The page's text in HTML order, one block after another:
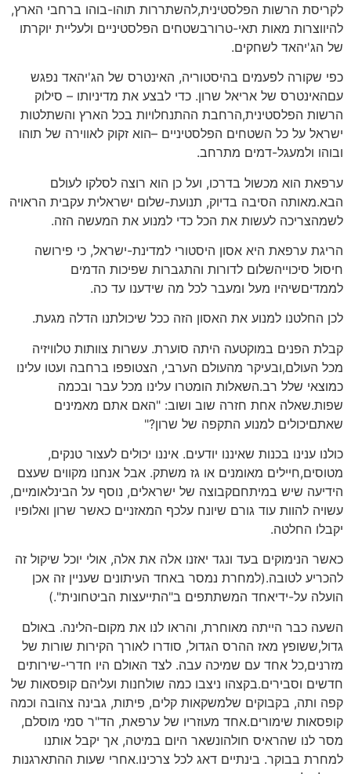
לקריסת הרשות הפלסטינית,להשתררות תוהו-בוהו ברחבי הארץ,
להיווצרות מאות תאי-טרורבשטחים הפלסטיניים ולעליית יוקרתו
של הג'יהאד לשחקים.
כפי שקורה לפעמים בהיסטוריה, האינטרס של הג'יהאד נפגש
עםהאינטרס של אריאל שרון. כדי לבצע את מדיניותו – סילוק
הרשות הפלסטינית,הרחבת ההתנחלויות בכל הארץ והשתלטות
ישראל על כל השטחים הפלסטיניים –הוא זקוק לאווירה של תוהו
ובוהו ולמעגל-דמים מתרחב.
ערפאת הוא מכשול בדרכו, ועל כן הוא רוצה לסלקו לעולם
הבא.מאותה הסיבה בדיוק, תנועת-שלום ישראלית עקבית הראויה
לשמהצריכה לעשות את הכל כדי למנוע את המעשה הזה.
הריגת ערפאת היא אסון היסטורי למדינת-ישראל, כי פירושה
חיסול סיכוייהשלום לדורות והתגברות שפיכות הדמים
לממדיםשיהיו מעל ומעבר לכל מה שידענו עד כה.
לכן החלטנו למנוע את האסון הזה ככל שיכולתנו הדלה מגעת.
קבלת הפנים במוקטעה היתה סוערת. עשרות צוותות טלוויזיה
מכל העולם,ובעיקר מהעולם הערבי, הצטופפו ברחבה ועטו עלינו
כמוצאי שלל רב.השאלות הומטרו עלינו מכל עבר ובכמה
שפות.שאלה אחת חזרה שוב ושוב: "האם אתם מאמינים
שאתםיכולים למנוע התקפה של שרון?"
כולנו ענינו בכנות שאיננו יודעים. איננו יכולים לעצור טנקים,
מטוסים,חיילים מאומנים או גז משתק. אבל אנחנו מקווים שעצם
הידיעה שיש במיתחםקבוצה של ישראלים, נוסף על הבינלאומיים,
עשויה להוות עוד גורם שיונח עלכף המאזניים כאשר שרון ואלופיו
יקבלו החלטה.
כאשר הנימוקים בעד ונגד יאזנו אלה את אלה, אולי יוכל שיקול זה
להכריע לטובה.(למחרת נמסר באחד העיתונים שעניין זה אכן
הועלה על-ידיאחד המשתתפים ב"התייעצות הביטחונית".)
השעה כבר הייתה מאוחרת, והראו לנו את מקום-הלינה. באולם
גדול,ששופץ מאז ההרס הגדול, סודרו לאורך הקירות שורות של
מזרנים,כל אחד עם שמיכה עבה. לצד האולם היו חדרי-שירותים
חדשים וסבירים.בקצהו ניצבו כמה שולחנות ועליהם קופסאות של
קפה ותה, בקבוקים שלמשקאות קלים, פיתות, גבינה צהובה וכמה
קופסאות שימורים.אחד מעוזריו של ערפאת, הד"ר סמי מוסלם,
מסר לנו שהראיס חולהונשאר היום במיטה, אך יקבל אותנו
למחרת בבוקר. בינתיים דאג לכל צרכינו.אחרי שעות ההתארגנות